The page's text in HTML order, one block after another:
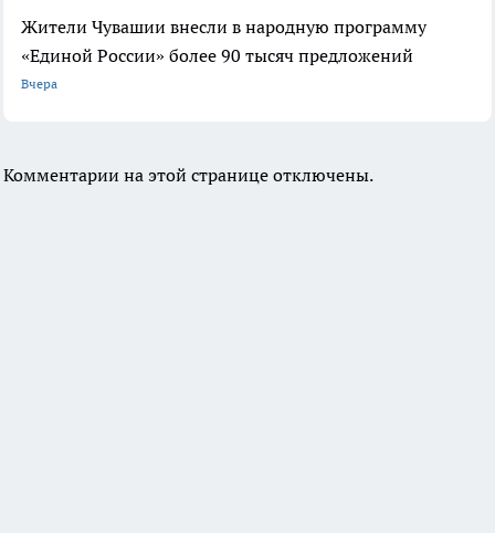
Жители Чувашии внесли в народную программу
«Единой России» более 90 тысяч предложений
Вчера
Комментарии на этой странице отключены.